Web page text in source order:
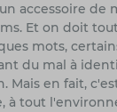
accessoire de
Et on doit
mots,
du mal à
Mais en fait,
à tout